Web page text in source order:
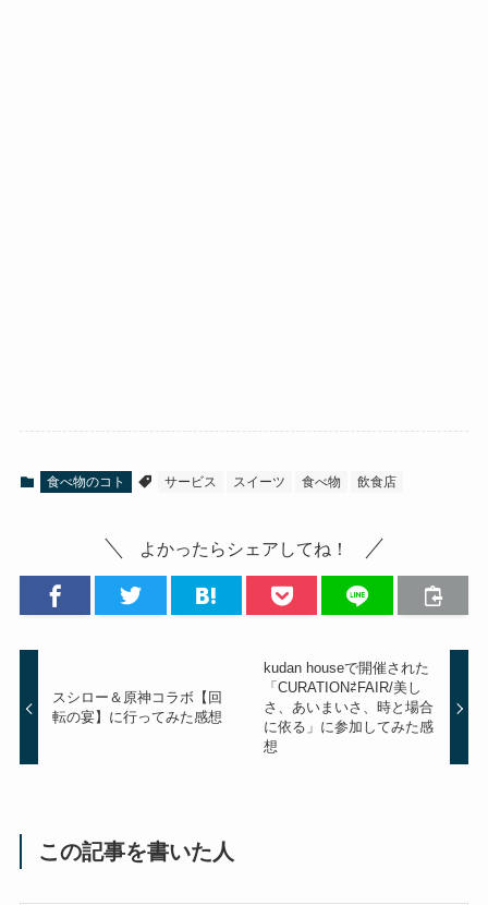
食べ物のコト サービス スイーツ 食べ物 飲食店
よかったらシェアしてね！
スシロー＆原神コラボ【回
転の宴】に行ってみた感想
kudan houseで開催された
「CURATION⇄FAIR/美し
さ、あいまいさ、時と場合
に依る」に参加してみた感
想
この記事を書いた人